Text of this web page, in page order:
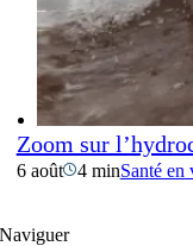
Zoom sur
6 août 4 minSanté en
Naviguer